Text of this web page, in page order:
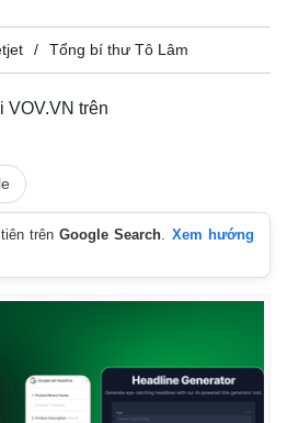
Quân sự - Quốc phòng
Tổng bí thư Tô Lâm
VOV.VN trên
tiên trênGoogle Search. Xem hướng